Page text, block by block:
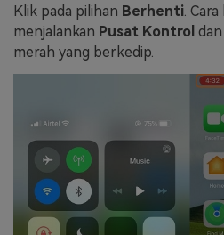
Klik pada pilihan Berhenti.
menjalankan Pusat Kontrol
merah yang berkedip.